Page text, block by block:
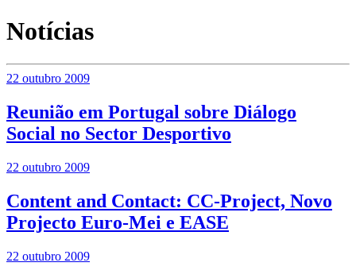
Notícias
22 outubro 2009
Reunião em Portugal sobre Diálogo
Social no Sector Desportivo
22 outubro 2009
Content and Contact: CC-Project, Novo
Projecto Euro-Mei e EASE
22 outubro 2009